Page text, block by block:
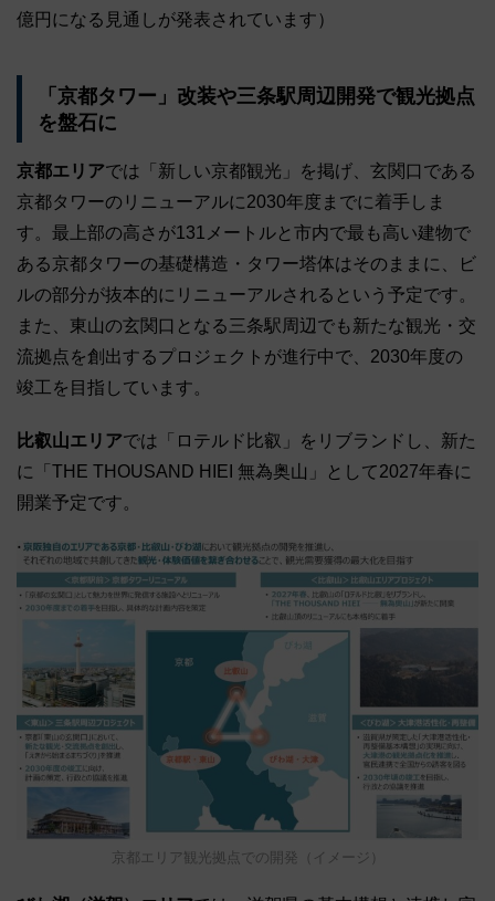
億円になる見通しが発表されています）
「京都タワー」改装や三条駅周辺開発で観光拠点
を盤石に
京都エリアでは「新しい京都観光」を掲げ、玄関口である
京都タワーのリニューアルに2030年度までに着手しま
す。最上部の高さが131メートルと市内で最も高い建物で
ある京都タワーの基礎構造・タワー塔体はそのままに、ビ
ルの部分が抜本的にリニューアルされるという予定です。
また、東山の玄関口となる三条駅周辺でも新たな観光・交
流拠点を創出するプロジェクトが進行中で、2030年度の
竣工を目指しています。
比叡山エリアでは「ロテルド比叡」をリブランドし、新た
に「THE THOUSAND HIEI 無為奥山」として2027年春に
開業予定です。
京都エリア観光拠点での開発（イメージ）